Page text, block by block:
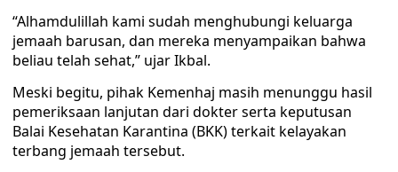
“Alhamdulillah kami sudah menghubungi keluarga
jemaah barusan, dan mereka menyampaikan bahwa
beliau telah sehat,” ujar Ikbal.
Meski begitu, pihak Kemenhaj masih menunggu hasil
pemeriksaan lanjutan dari dokter serta keputusan
Balai Kesehatan Karantina (BKK) terkait kelayakan
terbang jemaah tersebut.